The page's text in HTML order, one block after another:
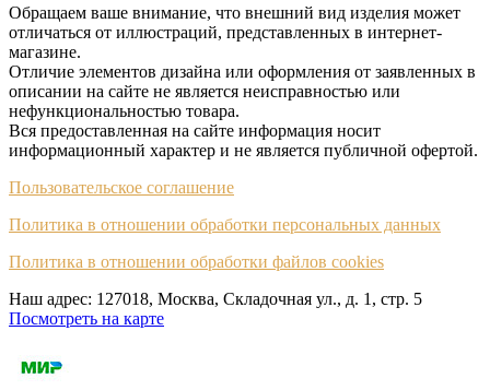
Обращаем ваше внимание, что внешний вид изделия может
отличаться от иллюстраций, представленных в интернет-
магазине.
Отличие элементов дизайна или оформления от заявленных в
описании на сайте не является неисправностью или
нефункциональностью товара.
Вся предоставленная на сайте информация носит
информационный характер и не является публичной офертой.
Пользовательское соглашение
Политика в отношении обработки персональных данных
Политика в отношении обработки файлов cookies
Наш адрес: 127018, Москва, Складочная ул., д. 1, cтр. 5
Посмотреть на карте